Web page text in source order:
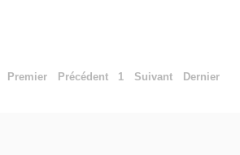
Premier Précédent 1 Suivant Dernier